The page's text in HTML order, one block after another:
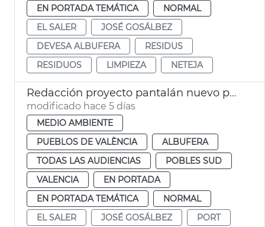
EN PORTADA TEMÁTICA
NORMAL
EL SALER
JOSÉ GOSÁLBEZ
DEVESA ALBUFERA
RESIDUS
RESIDUOS
LIMPIEZA NETEJA
Redacción proyecto pantalán nuevo pantalán puerto de El Saler València
modificado hace 5 días
MEDIO AMBIENTE
PUEBLOS DE VALÈNCIA
ALBUFERA
TODAS LAS AUDIENCIAS
POBLES SUD
VALENCIA
EN PORTADA
EN PORTADA TEMÁTICA
NORMAL
EL SALER
JOSÉ GOSÁLBEZ PORT